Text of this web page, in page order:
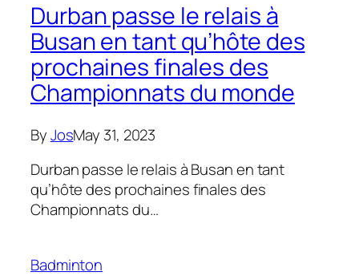
Durban passe le relais à
Busan en tant qu’hôte des
prochaines finales des
Championnats du monde
ByJosMay 31, 2023
Durban passe le relais à Busan en tant
qu’hôte des prochaines finales des
Championnats du…
Badminton